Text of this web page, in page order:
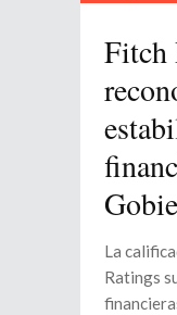
Fitch
La
Ratings